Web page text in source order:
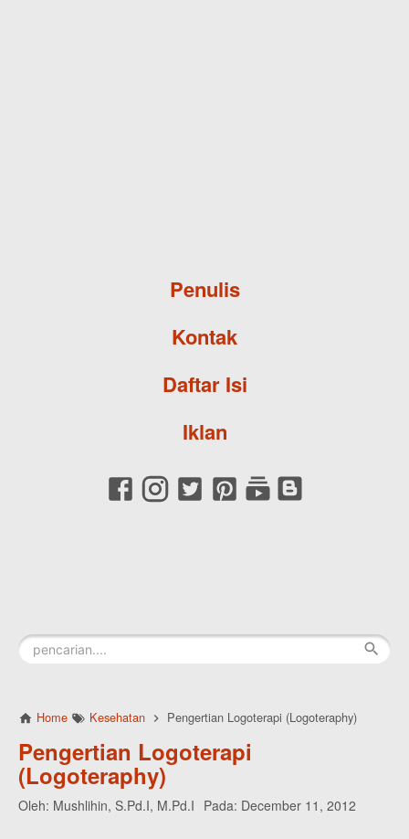
Penulis
Kontak
Daftar Isi
Iklan
Home Kesehatan Pengertian Logoterapi (Logoteraphy)
Pengertian Logoterapi
(Logoteraphy)
Oleh: Mushlihin, S.Pd.I, M.Pd.I Pada: December 11, 2012